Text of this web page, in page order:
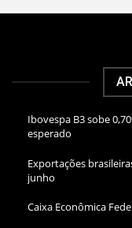
Ibovespa B3 sobe
esperado
Exportações
junho
Caixa Econômica